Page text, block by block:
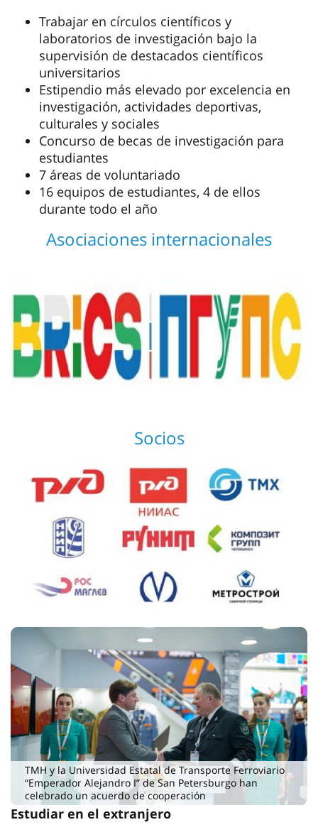
Trabajar en círculos científicos y
laboratorios de investigación bajo la
supervisión de destacados científicos
universitarios
Estipendio más elevado por excelencia en
investigación, actividades deportivas,
culturales y sociales
Concurso de becas de investigación para
estudiantes
7 áreas de voluntariado
16 equipos de estudiantes, 4 de ellos
durante todo el año
Asociaciones internacionales
Socios
TMH y la Universidad Estatal de Transporte Ferroviario
“Emperador Alejandro I” de San Petersburgo han
celebrado un acuerdo de cooperación
Estudiar en el extranjero